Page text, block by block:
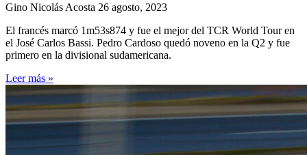
Gino Nicolás Acosta 26 agosto, 2023
El francés marcó 1m53s874 y fue el mejor del TCR World Tour en
el José Carlos Bassi. Pedro Cardoso quedó noveno en la Q2 y fue
primero en la divisional sudamericana.
Leer más »